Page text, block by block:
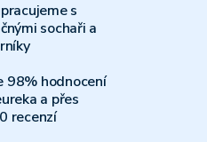
s
sochaři a
98% hodnocení
a přes
recenzí